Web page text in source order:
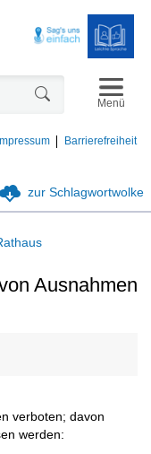
Impressum Barrierefreiheit
Menü
zur Schlagwortwolke
Ausnahmen
verboten; davon
werden: